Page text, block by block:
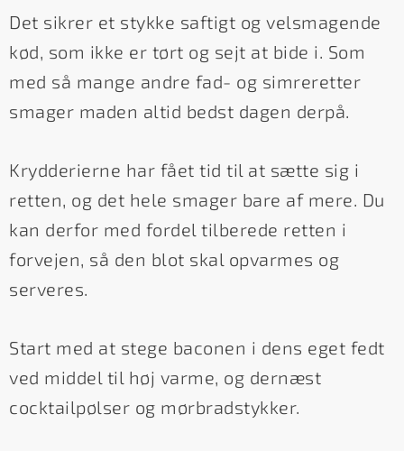
Det sikrer et stykke saftigt og velsmagende
kød, som ikke er tørt og sejt at bide i. Som
med så mange andre fad- og simreretter
smager maden altid bedst dagen derpå.
Krydderierne har fået tid til at sætte sig i
retten, og det hele smager bare af mere. Du
kan derfor med fordel tilberede retten i
forvejen, så den blot skal opvarmes og
serveres.
Start med at stege baconen i dens eget fedt
ved middel til høj varme, og dernæst
cocktailpølser og mørbradstykker.